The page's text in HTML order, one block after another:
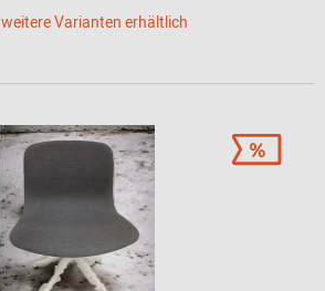
weitere Varianten erhältlich